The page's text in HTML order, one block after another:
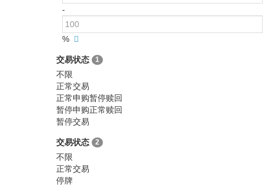
-
%
交易状态 1
不限
正常交易
正常申购暂停赎回
暂停申购正常赎回
暂停交易
交易状态 2
不限
正常交易
停牌